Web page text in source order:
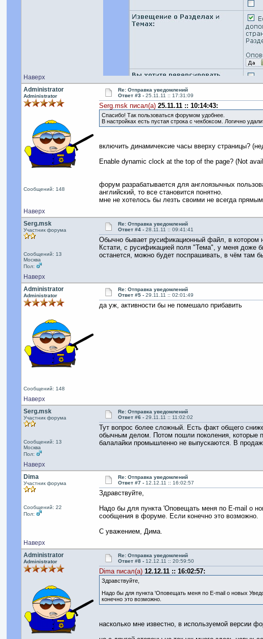
Наверх
Administrator
Administrator
Сообщений: 148
Re: Отправка уведомлений
Ответ #3 - 25.11.11 :: 17:31:09
Serg.msk писал(а)25.11.11 :: 10:14:43:
Спасибо! Так пользоваться форумом удобнее.
В настройках есть пустая строка с чекбоксом. Логично
включить динамичексие часы вверху страницы?
Enable dynamic clock at the top of the page? (Not
форум разрабатывается для англоязычных
английский, то все становится понятно.
мне не хотелось бы лезть своими не всегда
Наверх
Serg.msk
Участник форума
Сообщений: 13
Москва
Пол:
Re: Отправка уведомлений
Ответ #4 - 28.11.11 :: 09:41:41
Обычно бывает русификационный файл, в котором
Кстати, с русификацией поля "Тема", у меня доже
останется, можно будет поспрашивать, в чём там
Наверх
Administrator
Administrator
Сообщений: 148
Re: Отправка уведомлений
Ответ #5 - 29.11.11 :: 02:01:49
да уж, активности бы не помешало прибавить
Наверх
Serg.msk
Участник форума
Сообщений: 13
Москва
Пол:
Re: Отправка уведомлений
Ответ #6 - 29.11.11 :: 11:02:02
Тут вопрос более сложный. Есть факт общего
обычным делом. Потом пошли поколения, которые
балалайки промышленно не выпускаются. В
Наверх
Dima
Участник форума
Сообщений: 22
Пол:
Re: Отправка уведомлений
Ответ #7 - 12.12.11 :: 16:02:57
Здравствуйте,
Надо бы для пункта 'Оповещать меня по E-mail о
сообщения в форуме. Если конечно это возможно.
С уважением, Дима.
Наверх
Administrator
Administrator
Re: Отправка уведомлений
Ответ #8 - 12.12.11 :: 20:59:50
Dima писал(а)12.12.11 :: 16:02:57:
Здравствуйте,
Надо бы для пункта 'Оповещать меня по E-mail о новых
конечно это возможно.
насколько мне известно, в используемой версии